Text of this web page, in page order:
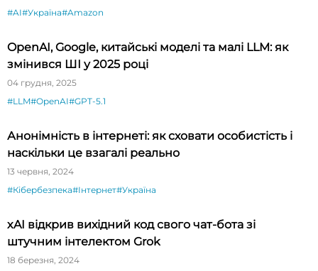
#AI#Україна#Amazon
OpenAI, Google, китайські моделі та малі LLM: як
змінився ШІ у 2025 році
04 грудня, 2025
#LLM#OpenAI#GPT-5.1
Анонімність в інтернеті: як сховати особистість і
наскільки це взагалі реально
13 червня, 2024
#Кібербезпека#Інтернет#Україна
xAI відкрив вихідний код свого чат-бота зі
штучним інтелектом Grok
18 березня, 2024